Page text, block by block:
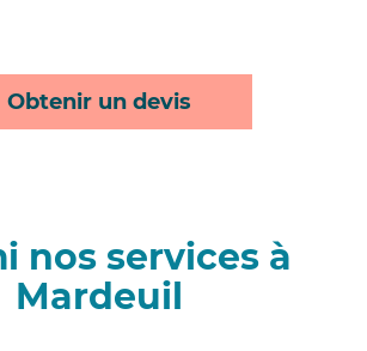
Obtenir un devis
nos services à
Mardeuil